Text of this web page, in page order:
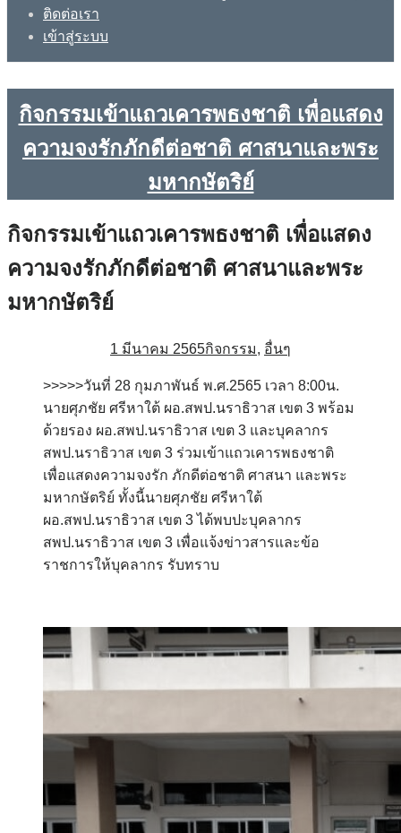
ติดต่อเรา
เข้าสู่ระบบ
กิจกรรมเข้าแถวเคารพธงชาติ เพื่อแสดง
ความจงรักภักดีต่อชาติ ศาสนาและพระ
มหากษัตริย์
กิจกรรมเข้าแถวเคารพธงชาติ เพื่อแสดง
ความจงรักภักดีต่อชาติ ศาสนาและพระ
มหากษัตริย์
1 มีนาคม 2565กิจกรรม, อื่นๆ
>>>>>วันที่ 28 กุมภาพันธ์ พ.ศ.2565 เวลา 8:00น.
นายศุภชัย ศรีหาใต้ ผอ.สพป.นราธิวาส เขต 3 พร้อม
ด้วยรอง ผอ.สพป.นราธิวาส เขต 3 และบุคลากร
สพป.นราธิวาส เขต 3 ร่วมเข้าแถวเคารพธงชาติ
เพื่อแสดงความจงรัก ภักดีต่อชาติ ศาสนา และพระ
มหากษัตริย์ ทั้งนี้นายศุภชัย ศรีหาใต้
ผอ.สพป.นราธิวาส เขต 3 ได้พบปะบุคลากร
สพป.นราธิวาส เขต 3 เพื่อแจ้งข่าวสารและข้อ
ราชการให้บุคลากร รับทราบ